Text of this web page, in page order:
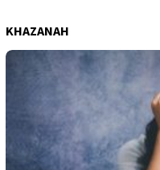
KHAZANAH